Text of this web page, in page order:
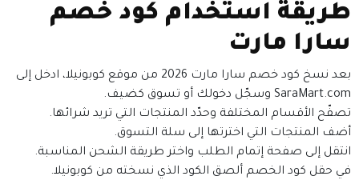
طريقة استخدام كود خصم
سارا مارت
بعد نسخ كود خصم سارا مارت 2026 من موقع كوبونيلا، ادخل إلى
SaraMart.com وسجّل دخولك أو تسوق كضيف.
تصفّح الأقسام المختلفة وحدّد المنتجات التي تريد شرائها.
أضف المنتجات التي اخترتها إلى سلة التسوق.
انتقل إلى صفحة إتمام الطلب واختر طريقة الشحن المناسبة.
في حقل كود الخصم ألصق الكود الذي نسخته من كوبونيلا.